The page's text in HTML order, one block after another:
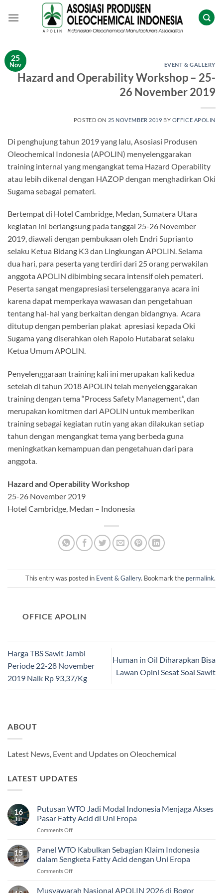
25
Nov EVENT & GALLERY
Hazard and Operability Workshop – 25-
26 November 2019
POSTED ON 25 NOVEMBER 2019 BY OFFICE APOLIN
Di penghujung tahun 2019 yang lalu, Asosiasi Produsen
Oleochemical Indonesia (APOLIN) menyelenggarakan
training internal yang mengangkat tema Hazard Operability
atau lebih dikenal dengan HAZOP dengan menghadirkan Oki
Sugama sebagai pemateri.
Bertempat di Hotel Cambridge, Medan, Sumatera Utara
kegiatan ini berlangsung pada tanggal 25-26 November
2019, diawali dengan pembukaan oleh Endri Suprianto
selaku Ketua Bidang K3 dan Lingkungan APOLIN. Selama
dua hari, para peserta yang terdiri dari 25 orang perwakilan
anggota APOLIN dibimbing secara intensif oleh pemateri.
Peserta sangat mengapresiasi terselenggaranya acara ini
karena dapat memperkaya wawasan dan pengetahuan
tentang hal-hal yang berkaitan dengan bidangnya. Acara
ditutup dengan pemberian plakat apresiasi kepada Oki
Sugama yang diserahkan oleh Rapolo Hutabarat selaku
Ketua Umum APOLIN.
Penyelenggaraan training kali ini merupakan kali kedua
setelah di tahun 2018 APOLIN telah menyelenggarakan
training dengan tema “Process Safety Management”, dan
merupakan komitmen dari APOLIN untuk memberikan
training sebagai kegiatan rutin yang akan dilakukan setiap
tahun dengan mengangkat tema yang berbeda guna
meningkatkan kemampuan dan pengetahuan dari para
anggota.
Hazard and Operability Workshop
25-26 November 2019
Hotel Cambridge, Medan – Indonesia
This entry was posted in Event & Gallery. Bookmark the permalink.
OFFICE APOLIN
Harga TBS Sawit Jambi
Periode 22-28 November
2019 Naik Rp 93,37/Kg
Human in Oil Diharapkan Bisa
Lawan Opini Sesat Soal Sawit
ABOUT
Latest News, Event and Updates on Oleochemical
LATEST UPDATES
16
Jul
Putusan WTO Jadi Modal Indonesia Menjaga Akses
Pasar Fatty Acid di Uni Eropa
Comments Offon
WTO
Modal
Indonesia
Akses
15
Jul
Panel WTO Kabulkan Sebagian Klaim Indonesia
dalam Sengketa Fatty Acid dengan Uni Eropa
Comments Offon
WTO
Musyawarah Nasional APOLIN 2026 di Bogor